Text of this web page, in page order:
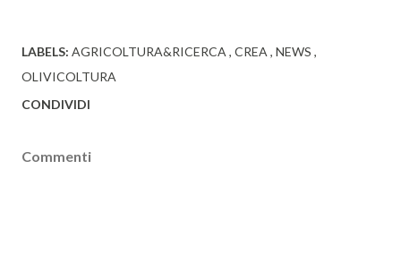
LABELS: AGRICOLTURA&RICERCA CREA NEWS
OLIVICOLTURA
CONDIVIDI
Commenti